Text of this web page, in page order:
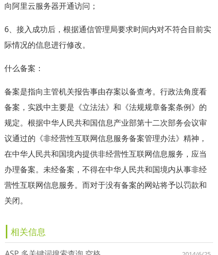
向阿里云服务器开通访问；
6、接入成功后，根据通信管理局要求时间内对不符合目前实
际情况的信息进行修改。
什么备案：
备案是指向主管机关报告事由存案以备查考。行政法角度看
备案，实践中主要是《立法法》和《法规规章备案条例》的
规定。根据中华人民共和国信息产业部第十二次部务会议审
议通过的《非经营性互联网信息服务备案管理办法》精神，
在中华人民共和国境内提供非经营性互联网信息服务，应当
办理备案。未经备案，不得在中华人民共和国境内从事非经
营性互联网信息服务。而对于没有备案的网站将予以罚款和
关闭。
相关信息